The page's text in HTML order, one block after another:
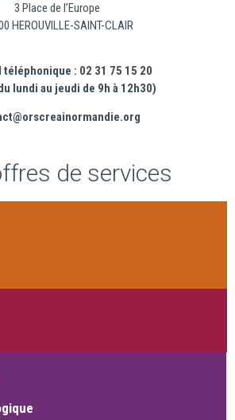
3 Place de l’Europe
HEROUVILLE-SAINT-CLAIR
: 02 31 75 15 20
lundi au jeudi de 9h à 12h30)
de services